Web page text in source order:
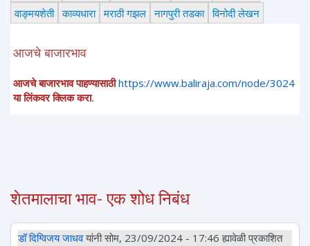
वाङ्मयशेती काव्यधारा मराठी गझल नागपुरी तडका विनोदी लेखन
आजचे बाजारभाव
आजचे बाजारभाव पाहण्यासाठी https://www.baliraja.com/node/3024
या लिंकवर क्लिक करा.
शेतमालाचा भाव- एक शोध निबंध
डॉ दिग्विजय जाधवयांनी सोम, 23/09/2024 - 17:46 ह्यावेळी प्रकाशित